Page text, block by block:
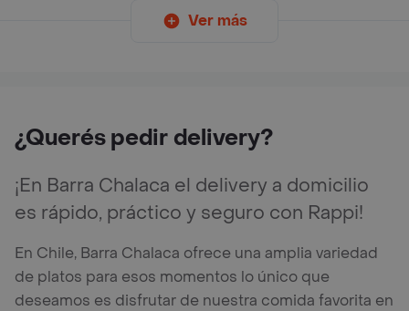
Ver más
¿Querés pedir delivery?
¡En Barra Chalaca el delivery a domicilio
es rápido, práctico y seguro con Rappi!
En Chile, Barra Chalaca ofrece una amplia variedad
de platos para esos momentos lo único que
deseamos es disfrutar de nuestra comida favorita en